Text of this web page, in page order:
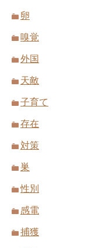
卵
嗅覚
外国
天敵
子育て
存在
対策
巣
性別
感電
捕獲